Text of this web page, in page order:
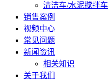
清洁车/水泥搅拌车
销售案例
视频中心
常见问题
新闻资讯
相关知识
关于我们